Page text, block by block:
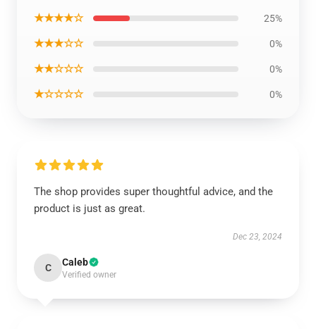
★★★★☆ 25%
★★★☆☆ 0%
★★☆☆☆ 0%
★☆☆☆☆ 0%
The shop provides super thoughtful advice, and the
product is just as great.
Dec 23, 2024
C Caleb
Verified owner